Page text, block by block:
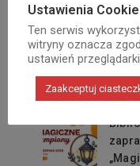
3
Ustawienia
Ten serwis
witryny oznacza
ustawień przeglądarki.
Zaakceptuj